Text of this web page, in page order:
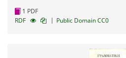
1 PDF
RDF
| Public Domain CC0